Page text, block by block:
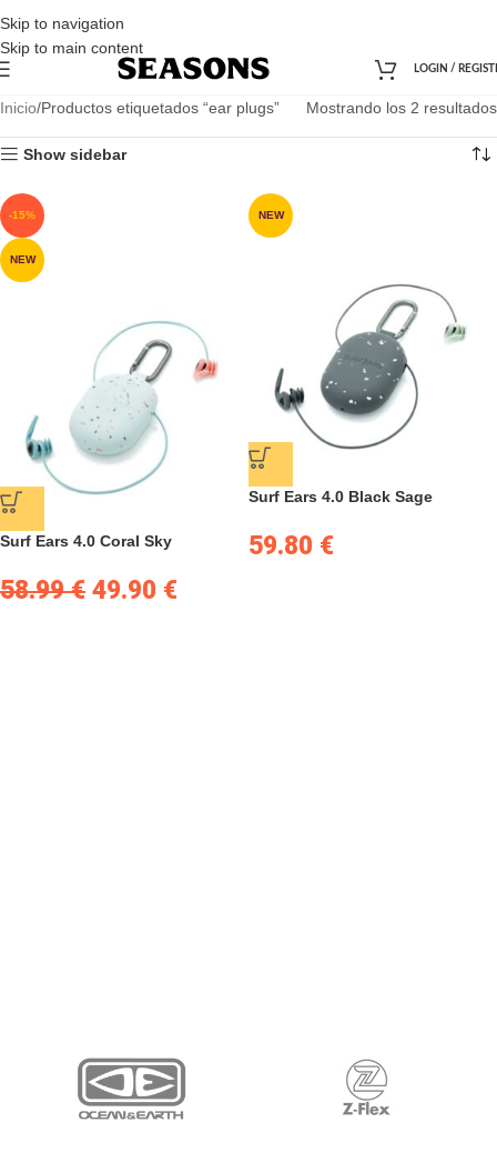
Skip to navigation
Skip to main content
LOGIN /
Inicio Productos etiquetados “ear plugs” Mostrando los 2 resultados
Show sidebar
-15%
NEW
Surf Ears 4.0 Coral Sky
58.99€ 49.90 €
NEW
Surf Ears 4.0 Black Sage
59.80 €